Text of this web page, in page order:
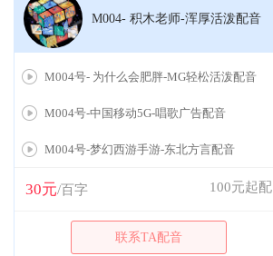
M004- 积木老师-浑厚活泼配音
M004号- 为什么会肥胖-MG轻松活泼配音
M004号-中国移动5G-唱歌广告配音
M004号-梦幻西游手游-东北方言配音
30元/百字 100元起配
联系TA配音